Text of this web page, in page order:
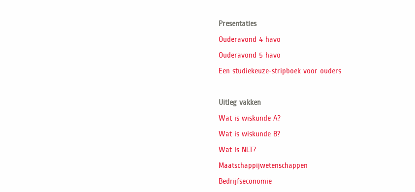
Presentaties
Ouderavond 4 havo
Ouderavond 5 havo
Een studiekeuze-stripboek voor ouders
Uitleg vakken
Wat is wiskunde A?
Wat is wiskunde B?
Wat is NLT?
Maatschappijwetenschappen
Bedrijfseconomie